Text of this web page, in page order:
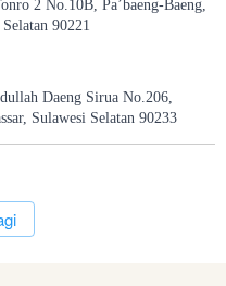
2 No.10B, Pa’baeng-Baeng,
90221
Daeng Sirua No.206,
Sulawesi Selatan 90233